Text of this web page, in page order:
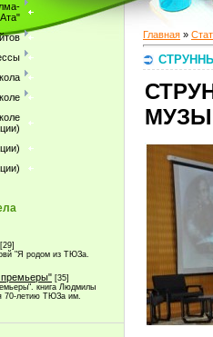
Ата"
[29]
"Я родом из ТЮЗа.
премьеры" [35]
книга Людмилы
70-летию ТЮЗа им.
Главная »